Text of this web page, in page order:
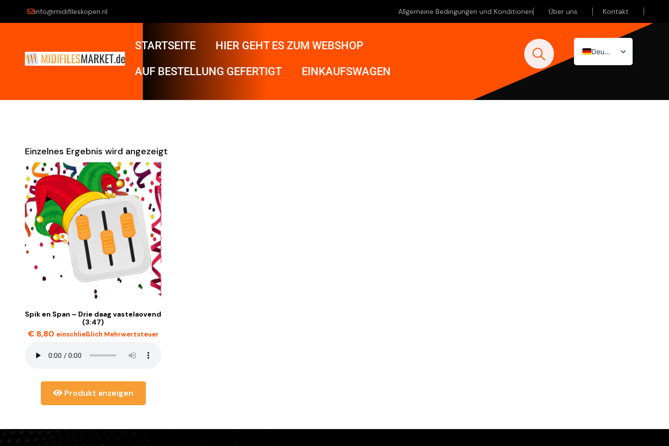
info@midifileskopen.nl Allgemeine Bedingungen und Konditionen Über uns Kontakt
STARTSEITE HIER GEHT ES ZUM WEBSHOP
AUF BESTELLUNG GEFERTIGT EINKAUFSWAGEN
Deutsch
Nederlands
Einzelnes Ergebnis wird angezeigt
Spik en Span – Drie daag vastelaovend
(3:47)
€8,80 einschließlich Mehrwertsteuer
Produkt anzeigen